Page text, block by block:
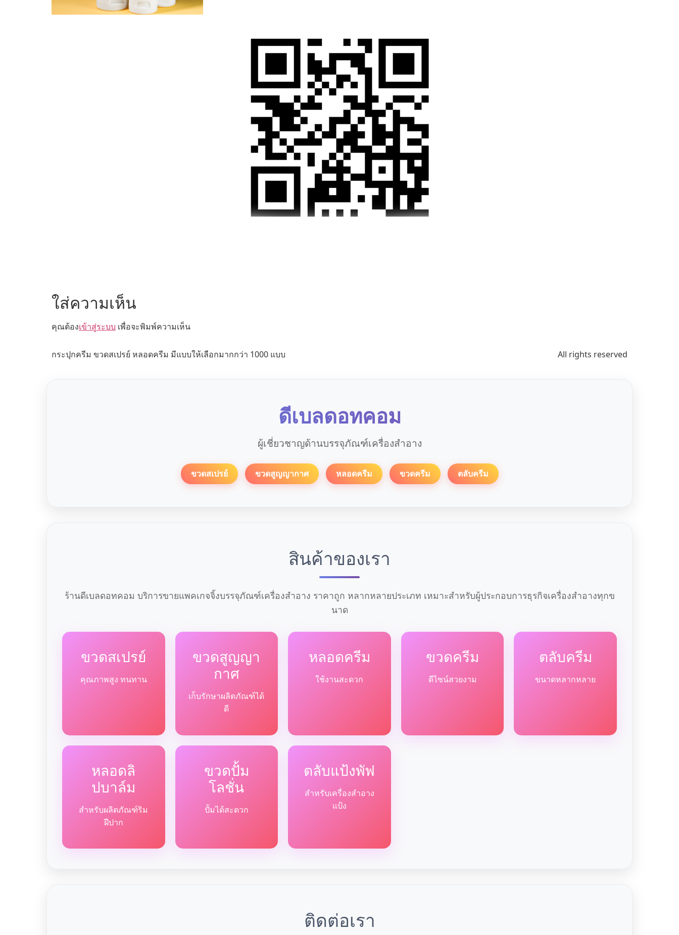
ใส่ความเห็น
คุณต้องเข้าสู่ระบบ เพื่อจะพิมพ์ความเห็น
กระปุกครีม ขวดสเปรย์ หลอดครีม มีแบบให้เลือกมากกว่า 1000 แบบ All rights reserved
ดีเบลดอทคอม
ผู้เชี่ยวชาญด้านบรรจุภัณฑ์เครื่องสำอาง
ขวดสเปรย์ ขวดสูญญากาศ หลอดครีม ขวดครีม ตลับครีม
สินค้าของเรา
ร้านดีเบลดอทคอม บริการขายแพคเกจจิ้งบรรจุภัณฑ์เครื่องสำอาง ราคาถูก หลากหลายประเภท เหมาะสำหรับผู้ประกอบการธุรกิจเครื่องสำอางทุกข
นาด
ขวดสเปรย์
คุณภาพสูง ทนทาน
ขวดสูญญา
กาศ
เก็บรักษาผลิตภัณฑ์ได้
ดี
หลอดครีม
ใช้งานสะดวก
ขวดครีม
ดีไซน์สวยงาม
ตลับครีม
ขนาดหลากหลาย
หลอดลิ
ปบาล์ม
สำหรับผลิตภัณฑ์ริม
ฝีปาก
ขวดปั้ม
โลชั่น
ปั้มได้สะดวก
ตลับแป้งพัฟ
สำหรับเครื่องสำอาง
แป้ง
ติดต่อเรา